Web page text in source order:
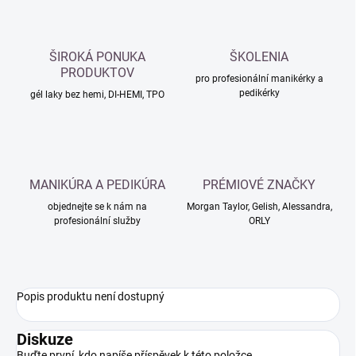
ŠIROKÁ PONUKA
PRODUKTOV
gél laky bez hemi, DI-HEMI, TPO
ŠKOLENIA
pro profesionální manikérky a
pedikérky
MANIKÚRA A PEDIKÚRA
objednejte se k nám na
profesionální služby
PRÉMIOVÉ ZNAČKY
Morgan Taylor, Gelish, Alessandra,
ORLY
Popis produktu není dostupný
Diskuze